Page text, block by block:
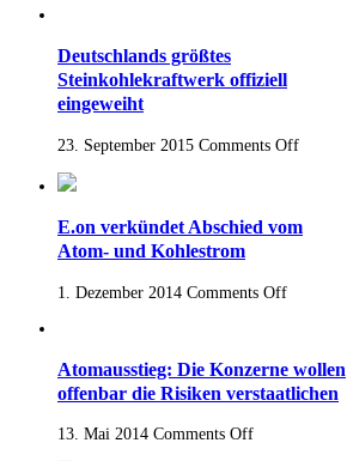
Deutschlands größtes
Steinkohlekraftwerk offiziell
eingeweiht
23. September 2015 Comments Off
E.on verkündet Abschied vom
Atom- und Kohlestrom
1. Dezember 2014 Comments Off
Atomausstieg: Die Konzerne wollen
offenbar die Risiken verstaatlichen
13. Mai 2014 Comments Off